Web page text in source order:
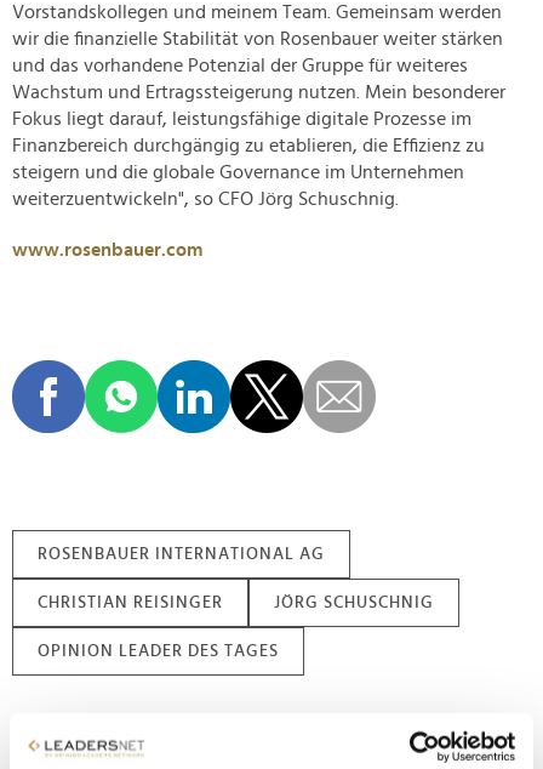
Vorstandskollegen und meinem Team. Gemeinsam werden
wir die finanzielle Stabilität von Rosenbauer weiter stärken
und das vorhandene Potenzial der Gruppe für weiteres
Wachstum und Ertragssteigerung nutzen. Mein besonderer
Fokus liegt darauf, leistungsfähige digitale Prozesse im
Finanzbereich durchgängig zu etablieren, die Effizienz zu
steigern und die globale Governance im Unternehmen
weiterzuentwickeln", so CFO Jörg Schuschnig.
www.rosenbauer.com
ROSENBAUER INTERNATIONAL AG
CHRISTIAN REISINGER JÖRG SCHUSCHNIG
OPINION LEADER DES TAGES
Nachname / Firma